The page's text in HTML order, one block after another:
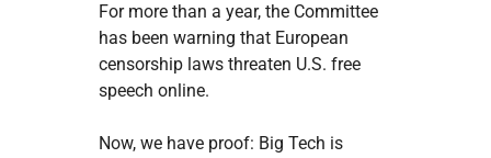
For more than a year, the Committee
has been warning that European
censorship laws threaten U.S. free
speech online.
Now, we have proof: Big Tech is